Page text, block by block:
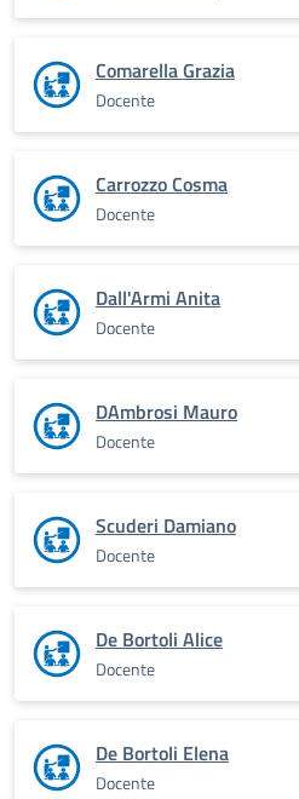
Comarella Grazia
Docente
Carrozzo Cosma
Docente
Dall'Armi Anita
Docente
DAmbrosi Mauro
Docente
Scuderi Damiano
Docente
De Bortoli Alice
Docente
De Bortoli Elena
Docente